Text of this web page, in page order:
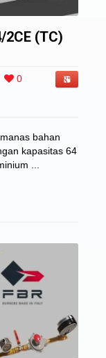
2CE (TC)
0
bahan
kapasitas 64
...